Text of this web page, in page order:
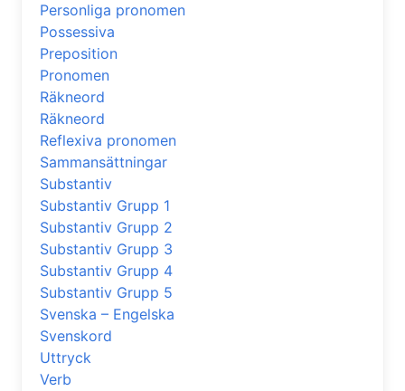
Personliga pronomen
Possessiva
Preposition
Pronomen
Räkneord
Räkneord
Reflexiva pronomen
Sammansättningar
Substantiv
Substantiv Grupp 1
Substantiv Grupp 2
Substantiv Grupp 3
Substantiv Grupp 4
Substantiv Grupp 5
Svenska – Engelska
Svenskord
Uttryck
Verb